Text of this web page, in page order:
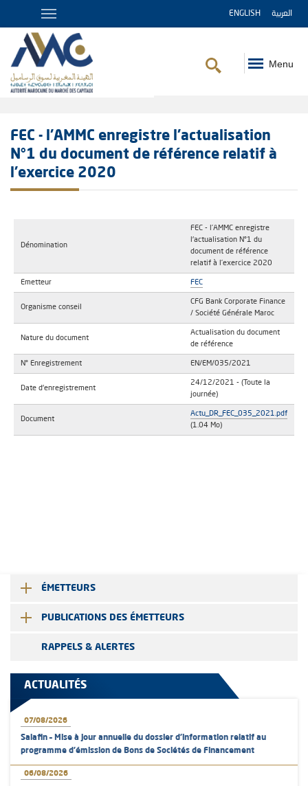
ENGLISH العربية
Menu
FEC - l’AMMC enregistre l'actualisation
N°1 du document de référence relatif à
l’exercice 2020
Dénomination
FEC - l’AMMC enregistre
l'actualisation N°1 du
document de référence
relatif à l’exercice 2020
Emetteur FEC
Organisme conseil
CFG Bank Corporate Finance
/ Société Générale Maroc
Nature du document
Actualisation du document
de référence
N° Enregistrement EN/EM/035/2021
Date d'enregistrement
24/12/2021 - (Toute la
journée)
Document
Actu_DR_FEC_035_2021.pdf
(1.04 Mo)
ÉMETTEURS
PUBLICATIONS DES ÉMETTEURS
RAPPELS & ALERTES
ACTUALITÉS
07/08/2026
Salafin – Mise à jour annuelle du dossier d’information relatif au
programme d'émission de Bons de Sociétés de Financement
06/08/2026